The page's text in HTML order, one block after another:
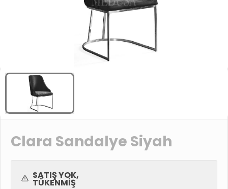
Clara Sandalye Siyah
SATIŞ YOK,
TÜKENMIŞ